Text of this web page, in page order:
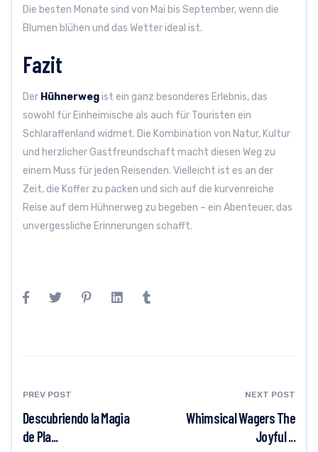
Die besten Monate sind von Mai bis September, wenn die
Blumen blühen und das Wetter ideal ist.
Fazit
Der Hühnerwegist ein ganz besonderes Erlebnis, das
sowohl für Einheimische als auch für Touristen ein
Schlaraffenland widmet. Die Kombination von Natur, Kultur
und herzlicher Gastfreundschaft macht diesen Weg zu
einem Muss für jeden Reisenden. Vielleicht ist es an der
Zeit, die Koffer zu packen und sich auf die kurvenreiche
Reise auf dem Hühnerweg zu begeben – ein Abenteuer, das
unvergessliche Erinnerungen schafft.
PREV POST
Descubriendo la Magia
de Pla...
NEXT POST
Whimsical Wagers The
Joyful ...